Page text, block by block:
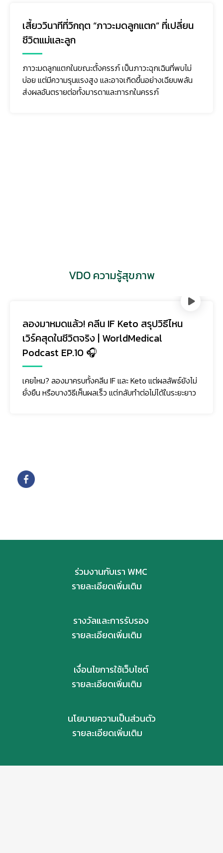
เสี้ยววินาทีที่วิกฤต “ภาวะมดลูกแตก” ที่เปลี่ยน
ชีวิตแม่และลูก
ภาวะมดลูกแตกในขณะตั้งครรภ์ เป็นภาวะฉุกเฉินที่พบไม่
บ่อย แต่มีความรุนแรงสูง และอาจเกิดขึ้นอย่างเฉียบพลัน
ส่งผลอันตรายต่อทั้งมารดาและทารกในครรภ์
VDO ความรู้สุขภาพ
ลองมาหมดแล้ว! คลีน IF Keto สรุปวิธีไหน
เวิร์คสุดในชีวิตจริง | WorldMedical
Podcast EP.10 🎧
เคยไหม? ลองมาครบทั้งคลีน IF และ Keto แต่ผลลัพธ์ยังไม่
ยั่งยืน หรือบางวิธีเห็นผลเร็ว แต่กลับทำต่อไม่ได้ในระยะยาว
ร่วมงานกับเรา WMC
รายละเอียดเพิ่มเติม
รางวัลและการรับรอง
รายละเอียดเพิ่มเติม
เงื่อนไขการใช้เว็บไซต์
รายละเอียดเพิ่มเติม
นโยบายความเป็นส่วนตัว
รายละเอียดเพิ่มเติม